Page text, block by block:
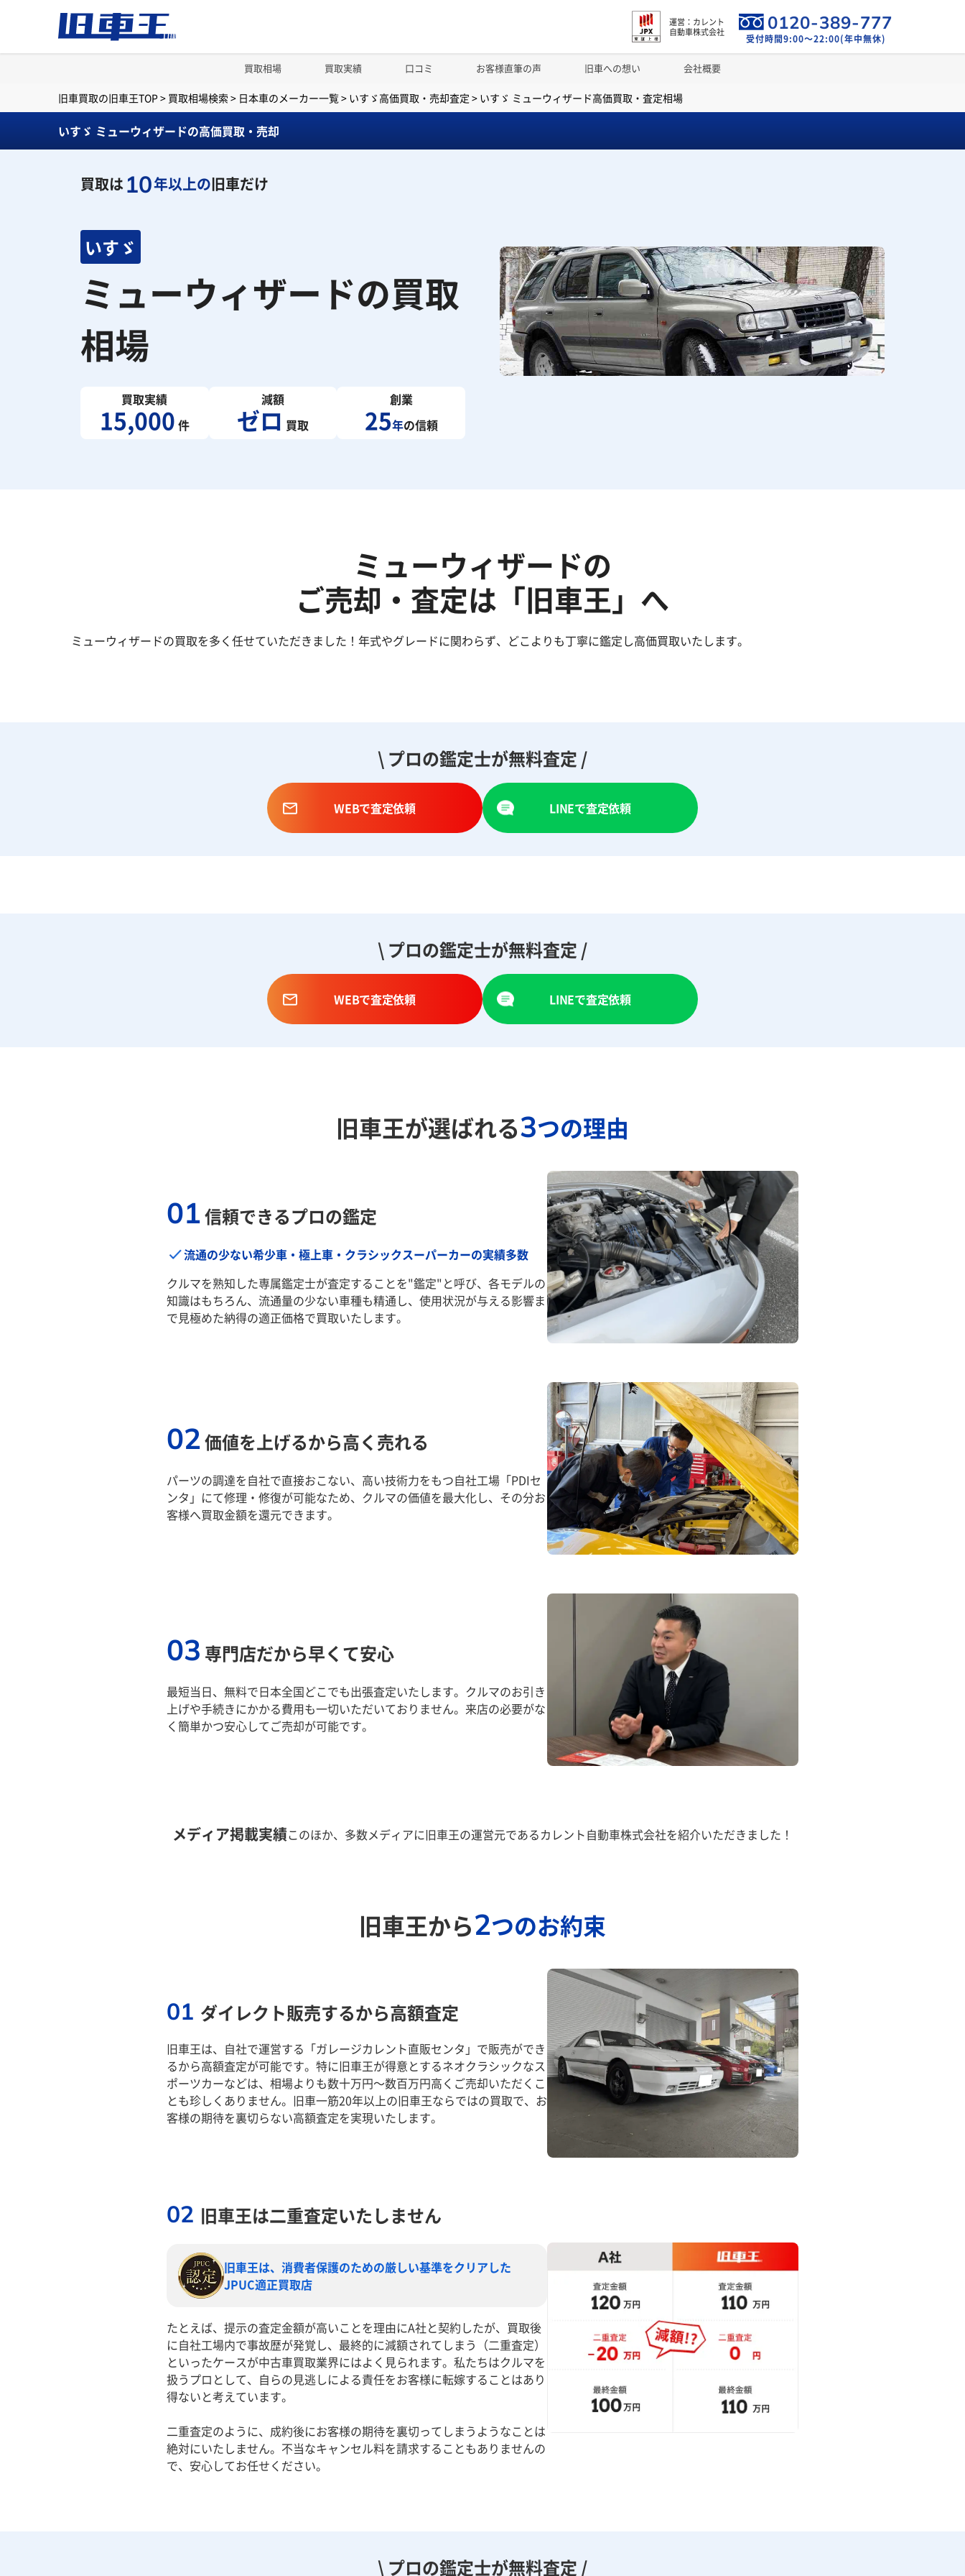
運営：カレント
自動車株式会社
0120-389-777
受付時間9:00～22:00(年中無休)
買取相場 買取実績 口コミ お客様直筆の声 旧車への想い 会社概要
旧車買取の旧車王TOP > 買取相場検索 > 日本車のメーカー一覧> いすゞ高価買取・売却査定 > いすゞ ミューウィザード高価買取・査定相場
いすゞ ミューウィザードの高価買取・売却
買取は10年以上の旧車だけ
いすゞ
ミューウィザードの買取
相場
買取実績
15,000 件
減額
ゼロ 買取
創業
25年の信頼
ミューウィザードの
ご売却・査定は「旧車王」へ
ミューウィザードの買取を多く任せていただきました！年式やグレードに関わらず、どこよりも丁寧に鑑定し高価買取いたします。
\ プロの鑑定士が無料査定 /
WEBで査定依頼 LINEで査定依頼
\ プロの鑑定士が無料査定 /
WEBで査定依頼 LINEで査定依頼
旧車王が選ばれる3つの理由
01信頼できるプロの鑑定
流通の少ない希少車・極上車・クラシックスーパーカーの実績多数
クルマを熟知した専属鑑定士が査定することを"鑑定"と呼び、各モデルの
知識はもちろん、流通量の少ない車種も精通し、使用状況が与える影響ま
で見極めた納得の適正価格で買取いたします。
02価値を上げるから高く売れる
パーツの調達を自社で直接おこない、高い技術力をもつ自社工場「PDIセ
ンタ」にて修理・修復が可能なため、クルマの価値を最大化し、その分お
客様へ買取金額を還元できます。
03 専門店だから早くて安心
最短当日、無料で日本全国どこでも出張査定いたします。クルマのお引き
上げや手続きにかかる費用も一切いただいておりません。来店の必要がな
く簡単かつ安心してご売却が可能です。
メディア掲載実績このほか、多数メディアに旧車王の運営元であるカレント自動車株式会社を紹介いただきました！
旧車王から2つのお約束
01 ダイレクト販売するから高額査定
旧車王は、自社で運営する「ガレージカレント直販センタ」で販売ができ
るから高額査定が可能です。特に旧車王が得意とするネオクラシックなス
ポーツカーなどは、相場よりも数十万円～数百万円高くご売却いただくこ
とも珍しくありません。旧車一筋20年以上の旧車王ならではの買取で、お
客様の期待を裏切らない高額査定を実現いたします。
02 旧車王は二重査定いたしません
旧車王は、消費者保護のための厳しい基準をクリアした
JPUC適正買取店
たとえば、提示の査定金額が高いことを理由にA社と契約したが、買取後
に自社工場内で事故歴が発覚し、最終的に減額されてしまう（二重査定）
といったケースが中古車買取業界にはよく見られます。私たちはクルマを
扱うプロとして、自らの見逃しによる責任をお客様に転嫁することはあり
得ないと考えています。
二重査定のように、成約後にお客様の期待を裏切ってしまうようなことは
絶対にいたしません。不当なキャンセル料を請求することもありませんの
で、安心してお任せください。
\ プロの鑑定士が無料査定 /